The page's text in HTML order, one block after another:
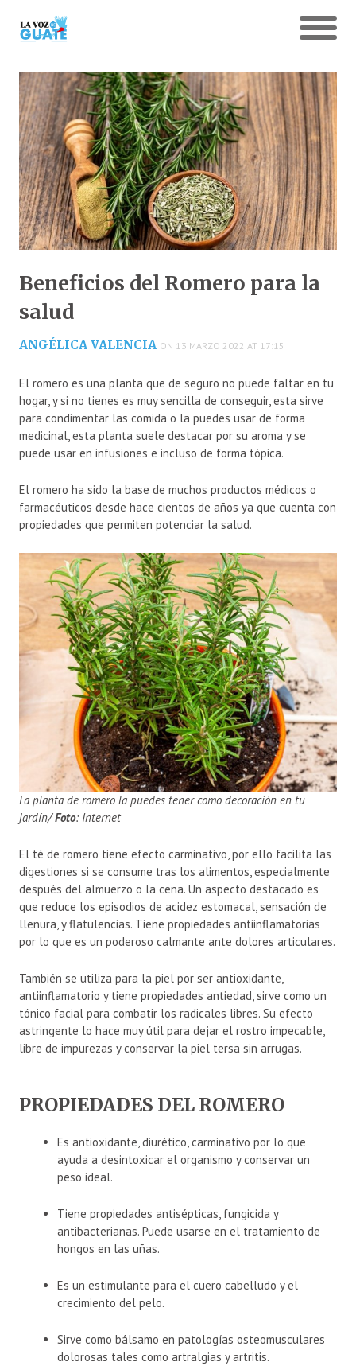
Beneficios del Romero para la
salud
ANGÉLICA VALENCIA ON 13 MARZO 2022 AT 17:15
El romero es una planta que de seguro no puede faltar en tu
hogar, y si no tienes es muy sencilla de conseguir, esta sirve
para condimentar las comida o la puedes usar de forma
medicinal, esta planta suele destacar por su aroma y se
puede usar en infusiones e incluso de forma tópica.
El romero ha sido la base de muchos productos médicos o
farmacéuticos desde hace cientos de años ya que cuenta con
propiedades que permiten potenciar la salud.
La planta de romero la puedes tener como decoración en tu
jardín/Foto: Internet
El té de romero tiene efecto carminativo, por ello facilita las
digestiones si se consume tras los alimentos, especialmente
después del almuerzo o la cena. Un aspecto destacado es
que reduce los episodios de acidez estomacal, sensación de
llenura, y flatulencias. Tiene propiedades antiinflamatorias
por lo que es un poderoso calmante ante dolores articulares.
También se utiliza para la piel por ser antioxidante,
antiinflamatorio y tiene propiedades antiedad, sirve como un
tónico facial para combatir los radicales libres. Su efecto
astringente lo hace muy útil para dejar el rostro impecable,
libre de impurezas y conservar la piel tersa sin arrugas.
PROPIEDADES DEL ROMERO
Es antioxidante, diurético, carminativo por lo que
ayuda a desintoxicar el organismo y conservar un
peso ideal.
Tiene propiedades antisépticas, fungicida y
antibacterianas. Puede usarse en el tratamiento de
hongos en las uñas.
Es un estimulante para el cuero cabelludo y el
crecimiento del pelo.
Sirve como bálsamo en patologías osteomusculares
dolorosas tales como artralgias y artritis.